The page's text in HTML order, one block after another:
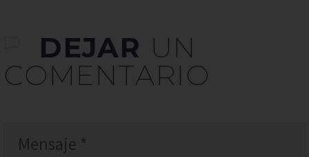
DEJAR UN
COMENTARIO